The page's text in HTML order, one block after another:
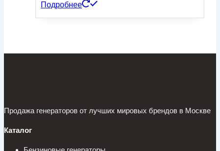
Подробнее
Продажа генераторов от лучших мировых брендов в Москве
Каталог